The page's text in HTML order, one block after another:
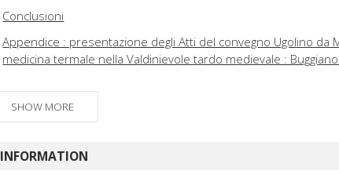
Conclusioni
Appendice : presentazione degli Atti del convegno Ugolino da
medicina termale nella Valdinievole tardo medievale :
SHOW MORE
INFORMATION